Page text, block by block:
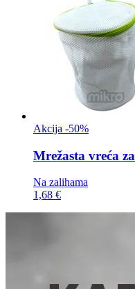
Akcija -50%
Mrežasta vreća za
Na zalihama
1,68 €